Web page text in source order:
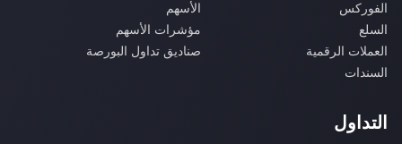
الفوركس
الأسهم
السلع
مؤشرات الأسهم
العملات الرقمية
صناديق تداول البورصة
السندات
التداول